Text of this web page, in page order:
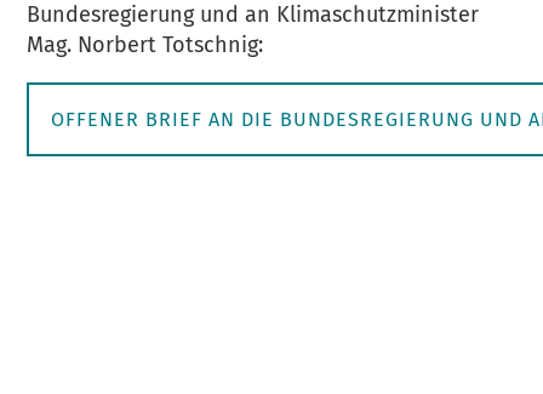
Bundesregierung und an Klimaschutzminister
Mag. Norbert Totschnig:
OFFENER BRIEF AN DIE BUNDESREGIERUNG UND